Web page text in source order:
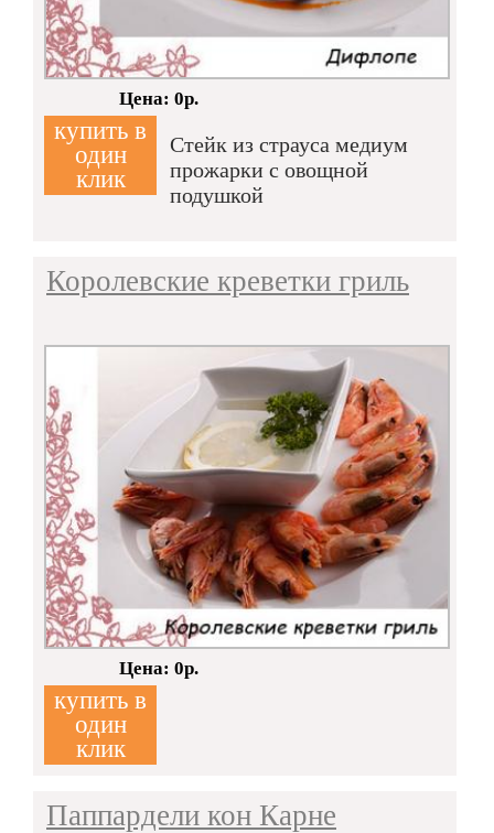
купить в
один
клик
Цена: 0р.
Стейк из страуса медиум
прожарки с овощной
подушкой
купить в
один
клик
Королевские креветки гриль
Цена: 0р.
Паппардели кон Карне